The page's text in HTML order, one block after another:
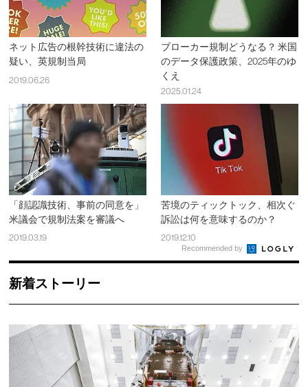
ネット広告の根幹技術に違法の
疑い、英規制当局
2019.06.26
ブローカー規制どうなる？ 米国
のデータ保護政策、2025年のゆ
くえ
2025.01.24
「顔認識技術、事前の同意を」
米議会で規制法案を審議へ
2019.03.19
苦境のティックトック、相次ぐ
訴訟は何を意味するのか？
2019.12.10
Recommended by
新着ストーリー